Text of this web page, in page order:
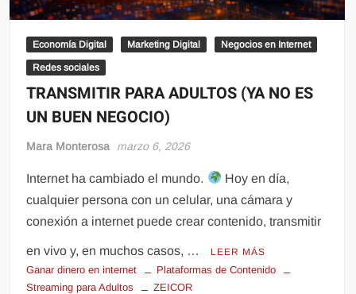
Economía Digital Marketing Digital Negocios en Internet
Redes sociales
TRANSMITIR PARA ADULTOS (YA NO ES
UN BUEN NEGOCIO)
Mara Monterosa marzo 6, 2026
Internet ha cambiado el mundo.
Hoy en día,
cualquier persona con un celular, una cámara y
conexión a internet puede crear contenido, transmitir
en vivo y, en muchos casos, … LEER MÁS
Ganar dinero en internet
Plataformas de Contenido
Streaming para Adultos
ZEICOR